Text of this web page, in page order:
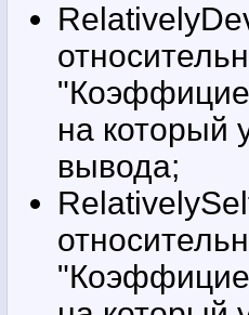
на который
вывода;